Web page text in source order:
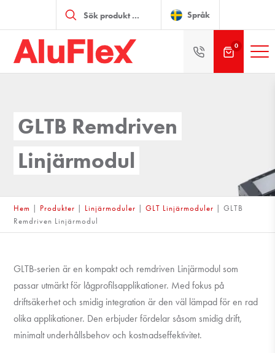
Språk
0
GLTB Remdriven
Linjärmodul
Hem | Produkter | Linjärmoduler |GLT Linjärmoduler |GLTB
Remdriven Linjärmodul
GLTB-serien är en kompakt och remdriven Linjärmodul som
passar utmärkt för lågprofilsapplikationer. Med fokus på
driftsäkerhet och smidig integration är den väl lämpad för en rad
olika applikationer. Den erbjuder fördelar såsom smidig drift,
minimalt underhållsbehov och kostnadseffektivitet.